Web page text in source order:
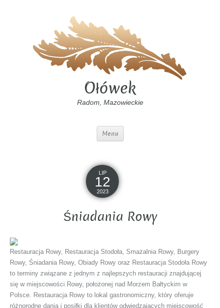
Ołówek
Radom, Mazowieckie
Menu
LIP
12
2023
Śniadania Rowy
Restauracja Rowy, Restauracja Stodoła, Smażalnia Rowy, Burgery
Rowy, Śniadania Rowy, Obiady Rowy oraz Restauracja Stodoła Rowy
to terminy związane z jednym z najlepszych restauracji znajdującej
się w miejscowości Rowy, położonej nad Morzem Bałtyckim w
Polsce. Restauracja Rowy to lokal gastronomiczny, który oferuje
różnorodne dania i posiłki dla klientów odwiedzających miejscowość